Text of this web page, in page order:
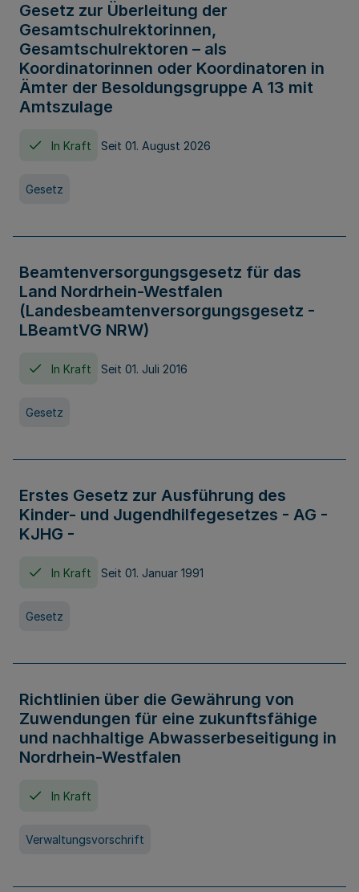
Gesetz zur Überleitung der
Gesamtschulrektorinnen,
Gesamtschulrektoren – als
Koordinatorinnen oder Koordinatoren in
Ämter der Besoldungsgruppe A 13 mit
Amtszulage
In Kraft Seit 01. August 2026
Gesetz
Beamtenversorgungsgesetz für das
Land Nordrhein-Westfalen
(Landesbeamtenversorgungsgesetz -
LBeamtVG NRW)
In Kraft Seit 01. Juli 2016
Gesetz
Erstes Gesetz zur Ausführung des
Kinder- und Jugendhilfegesetzes - AG -
KJHG -
In Kraft Seit 01. Januar 1991
Gesetz
Richtlinien über die Gewährung von
Zuwendungen für eine zukunftsfähige
und nachhaltige Abwasserbeseitigung in
Nordrhein-Westfalen
In Kraft
Verwaltungsvorschrift